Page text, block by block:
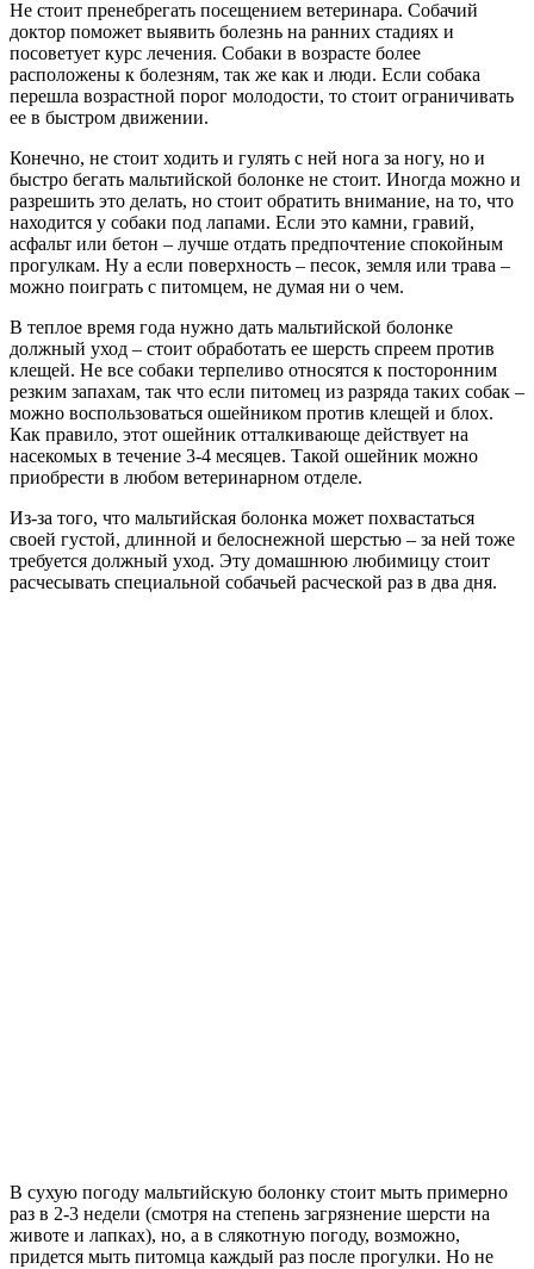
Не стоит пренебрегать посещением ветеринара. Собачий
доктор поможет выявить болезнь на ранних стадиях и
посоветует курс лечения. Собаки в возрасте более
расположены к болезням, так же как и люди. Если собака
перешла возрастной порог молодости, то стоит ограничивать
ее в быстром движении.
Конечно, не стоит ходить и гулять с ней нога за ногу, но и
быстро бегать мальтийской болонке не стоит. Иногда можно и
разрешить это делать, но стоит обратить внимание, на то, что
находится у собаки под лапами. Если это камни, гравий,
асфальт или бетон – лучше отдать предпочтение спокойным
прогулкам. Ну а если поверхность – песок, земля или трава –
можно поиграть с питомцем, не думая ни о чем.
В теплое время года нужно дать мальтийской болонке
должный уход – стоит обработать ее шерсть спреем против
клещей. Не все собаки терпеливо относятся к посторонним
резким запахам, так что если питомец из разряда таких собак –
можно воспользоваться ошейником против клещей и блох.
Как правило, этот ошейник отталкивающе действует на
насекомых в течение 3-4 месяцев. Такой ошейник можно
приобрести в любом ветеринарном отделе.
Из-за того, что мальтийская болонка может похвастаться
своей густой, длинной и белоснежной шерстью – за ней тоже
требуется должный уход. Эту домашнюю любимицу стоит
расчесывать специальной собачьей расческой раз в два дня.
В сухую погоду мальтийскую болонку стоит мыть примерно
раз в 2-3 недели (смотря на степень загрязнение шерсти на
животе и лапках), но, а в слякотную погоду, возможно,
придется мыть питомца каждый раз после прогулки. Но не